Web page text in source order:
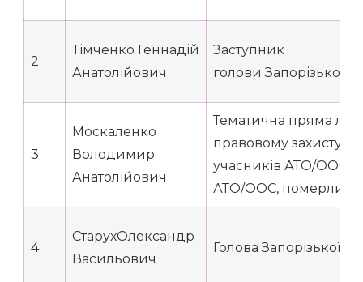
2
Тімченко Геннадій
Анатолійович
Заступник
голови Запорізької
3
Москаленко
Володимир
Анатолійович
Тематична пряма
правовому захисту
учасників АТО/ООС
АТО/ООС, померлих
4
СтарухОлександр
Васильович
Голова Запорізької